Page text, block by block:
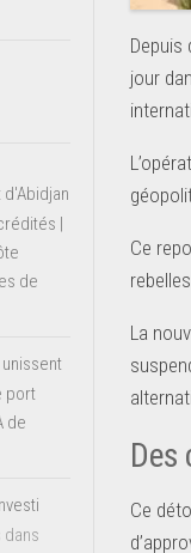
Depuis
jour
Ce
La
Des
Ce
|
de
unissent
port
de
dans